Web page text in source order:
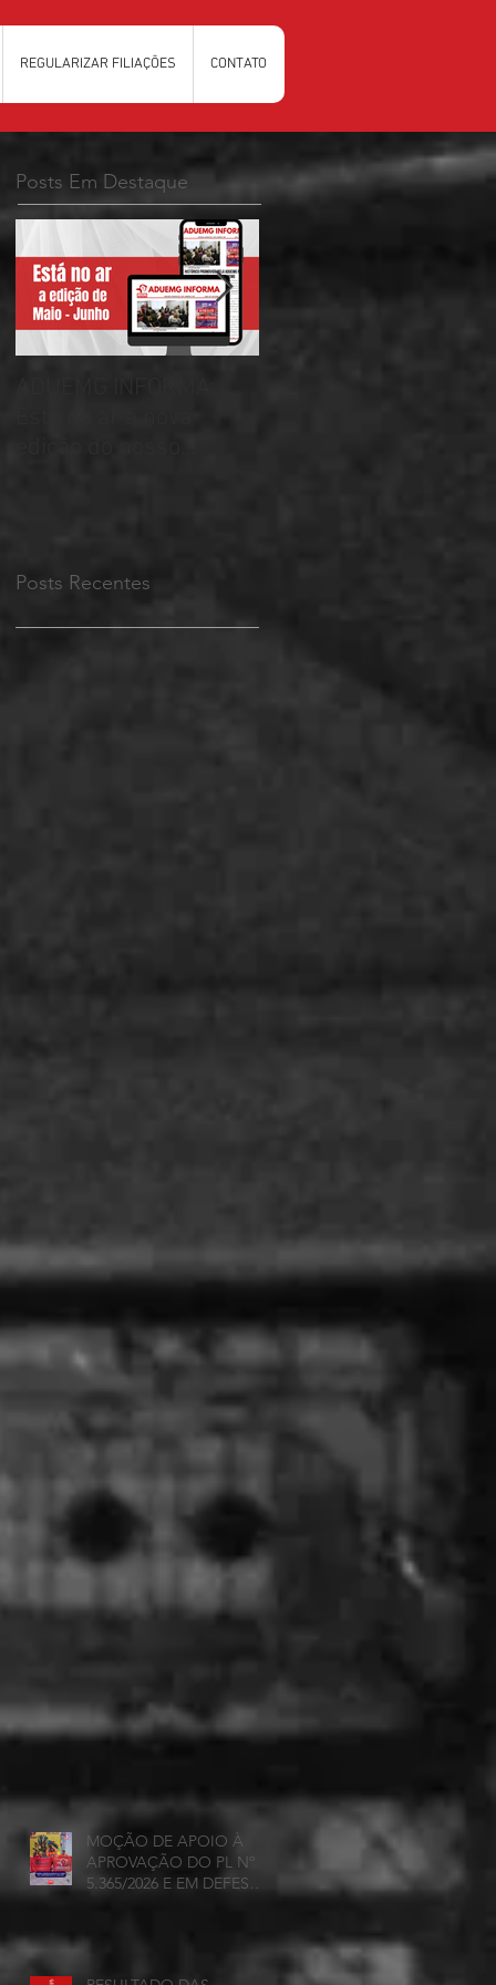
REGULARIZAR FILIAÇÕES CONTATO
Posts Em Destaque
Posts Recentes
MOÇÃO DE APOIO À
APROVAÇÃO DO PL Nº
5.365/2026 E EM DEFESA